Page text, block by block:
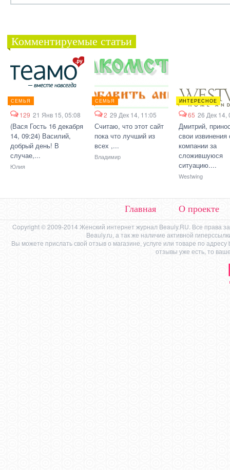
Комментируемые статьи
СЕМЬЯ
129 21 Янв 15, 05:08
(Вася Гость 16 декабря
14, 09:24) Василий,
добрый день! В
случае,...
Юлия
СЕМЬЯ
2 29 Дек 14, 11:05
Считаю, что этот сайт
пока что лучший из
всех ,...
Владимир
ИНТЕРЕСНОЕ
65 26 Дек 14,
Дмитрий,
свои извинения
компании за
сложившуюся
ситуацию....
Westwing
Главная О проекте
Copyright © 2009-2014 Женский интернет журнал Beauly.RU. Все права
Beauly.ru, а так же наличие активной
Вы можете прислать свой отзыв о магазине, услуге или товаре по адресу
отзывы уже есть, то